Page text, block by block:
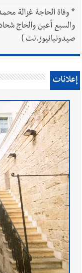
*
والسبع أعين والحاج
صيدونيانيوز.نت )
إعلانات